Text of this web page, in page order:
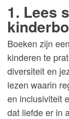
1. Lees
Boeken zijn
kinderen te
diversiteit en
lezen waarin
en inclusiviteit
dat liefde er in